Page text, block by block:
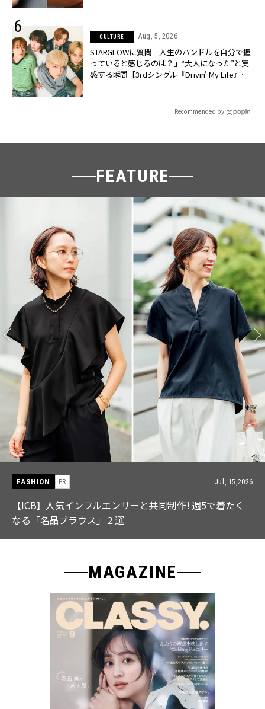
CULTURE Aug, 5, 2026
STARGLOWに質問「人生のハンドルを自分で握
っていると感じるのは？」“大️人になった”と実
感する瞬間【3rdシングル『Drivin' My Life』発
Recommended by
FEATURE
FASHION PR Jul, 15,2026
【ICB】人気インフルエンサーと共同制作! 週5で着たく
なる「名品ブラウス」２選
MAGAZINE